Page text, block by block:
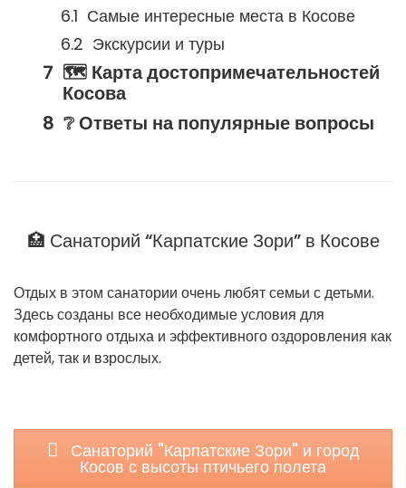
Самые интересные места в Косове
Экскурсии и туры
🗺 Карта достопримечательностей
Косова
❔ Ответы на популярные вопросы
🏥 Санаторий “Карпатские Зори” в Косове
Отдых в этом санатории очень любят семьи с детьми.
Здесь созданы все необходимые условия для
комфортного отдыха и эффективного оздоровления как
детей, так и взрослых.
Санаторий "Карпатские Зори" и город
Косов с высоты птичьего полета